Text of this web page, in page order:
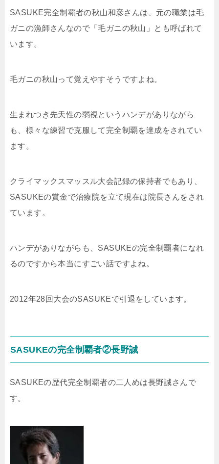
SASUKE完全制覇者の秋山和彦さんは、元の職業は毛
ガニの漁師さんなので「毛ガニの秋山」とも呼ばれて
います。
毛ガニの秋山って覚えやすそうですよね。
生まれつき先天性の弱視というハンデがありながら
も、様々な練習で克服して完全制覇を達成をされてい
ます。
クライマックスマッスル大会記録の保持者でもあり、
SASUKEの賞金で治療院を立て現在は院長さんをされ
ています。
ハンデがありながらも、SASUKEの完全制覇者になれ
るのですから本当にすごい話ですよね。
2012年28回大会のSASUKEで引退をしています。
SASUKEの完全制覇者②長野誠
SASUKEの歴代完全制覇者の二人めは長野誠さんで
す。